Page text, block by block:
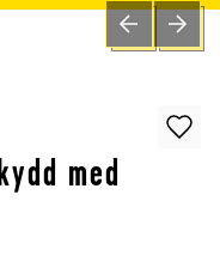
PREVIOUSNEXT
med